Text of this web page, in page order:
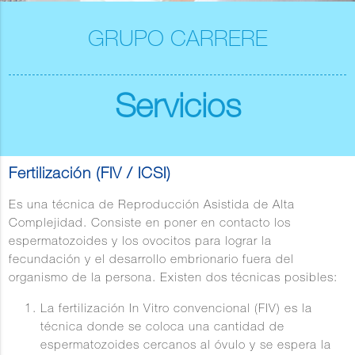
GRUPO CARRERE
Servicios
Fertilización (FIV / ICSI)
Es una técnica de Reproducción Asistida de Alta
Complejidad. Consiste en poner en contacto los
espermatozoides y los ovocitos para lograr la
fecundación y el desarrollo embrionario fuera del
organismo de la persona. Existen dos técnicas posibles:
La fertilización In Vitro convencional (FIV) es la
técnica donde se coloca una cantidad de
espermatozoides cercanos al óvulo y se espera la